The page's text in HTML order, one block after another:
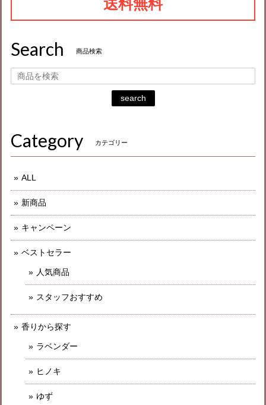
送料無料
Search 商品検索
search
Category カテゴリー
ALL
新商品
キャンペーン
ベストセラー
人気商品
スタッフおすすめ
香りから探す
ラベンダー
ヒノキ
ゆず